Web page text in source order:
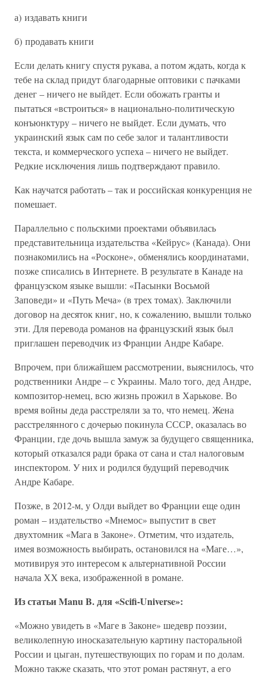
а) издавать книги
б) продавать книги
Если делать книгу спустя рукава, а потом ждать, когда к
тебе на склад придут благодарные оптовики с пачками
денег – ничего не выйдет. Если обожать гранты и
пытаться «встроиться» в национально-политическую
конъюнктуру – ничего не выйдет. Если думать, что
украинский язык сам по себе залог и талантливости
текста, и коммерческого успеха – ничего не выйдет.
Редкие исключения лишь подтверждают правило.
Как научатся работать – так и российская конкуренция не
помешает.
Параллельно с польскими проектами объявилась
представительница издательства «Кейрус» (Канада). Они
познакомились на «Росконе», обменялись координатами,
позже списались в Интернете. В результате в Канаде на
французском языке вышли: «Пасынки Восьмой
Заповеди» и «Путь Меча» (в трех томах). Заключили
договор на десяток книг, но, к сожалению, вышли только
эти. Для перевода романов на французский язык был
приглашен переводчик из Франции Андре Кабаре.
Впрочем, при ближайшем рассмотрении, выяснилось, что
родственники Андре – с Украины. Мало того, дед Андре,
композитор-немец, всю жизнь прожил в Харькове. Во
время войны деда расстреляли за то, что немец. Жена
расстрелянного с дочерью покинула СССР, оказалась во
Франции, где дочь вышла замуж за будущего священника,
который отказался ради брака от сана и стал налоговым
инспектором. У них и родился будущий переводчик
Андре Кабаре.
Позже, в 2012-м, у Олди выйдет во Франции еще один
роман – издательство «Мнемос» выпустит в свет
двухтомник «Мага в Законе». Отметим, что издатель,
имея возможность выбирать, остановился на «Маге…»,
мотивируя это интересом к альтернативной России
начала ХХ века, изображенной в романе.
Из статьи Manu B. для «Scifi-Universe»:
«Можно увидеть в «Маге в Законе» шедевр поэзии,
великолепную иносказательную картину пасторальной
России и цыган, путешествующих по горам и по долам.
Можно также сказать, что этот роман растянут, а его